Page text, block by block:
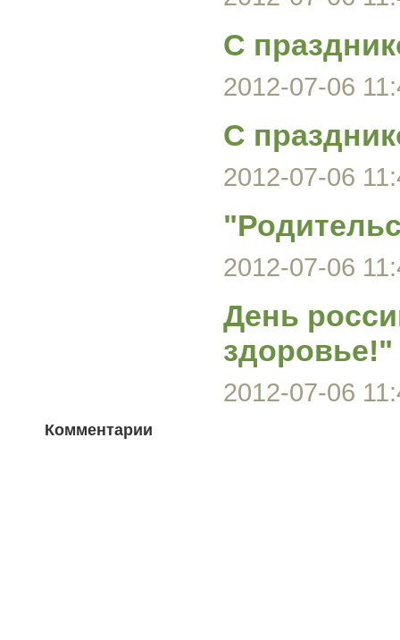
С
2012-07-06
С
2012-07-06
2012-07-06
День
здоровье!"
2012-07-06
Комментарии